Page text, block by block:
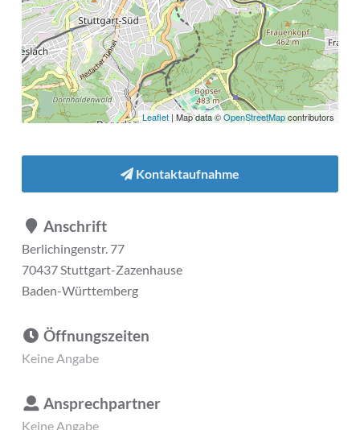
Leaflet | Map data ©OpenStreetMapcontributors
Kontaktaufnahme
Anschrift
Berlichingenstr. 77
70437 Stuttgart-Zazenhause
Baden-Württemberg
Öffnungszeiten
Keine Angabe
Ansprechpartner
Keine Angabe